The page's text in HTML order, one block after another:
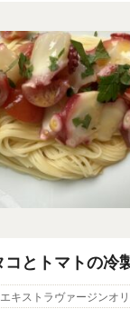
コとトマトの冷
キストラヴァージンオ